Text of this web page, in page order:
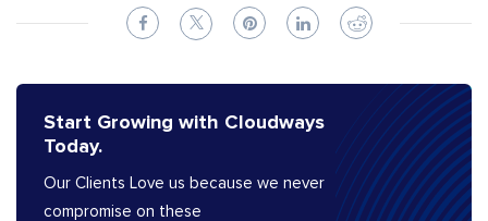
Start Growing with Cloudways
Today.
Our Clients Love us because we never
compromise on these